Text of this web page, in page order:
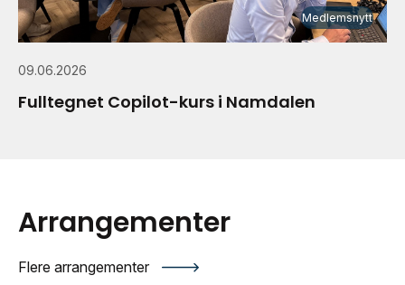
Medlemsnytt
09.06.2026
Fulltegnet Copilot-kurs i Namdalen
Arrangementer
Flere arrangementer